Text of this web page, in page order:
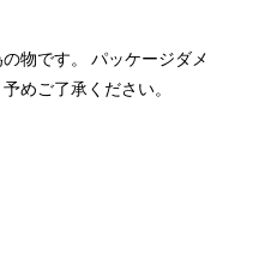
物です。 パッケージダメ
めご了承ください。